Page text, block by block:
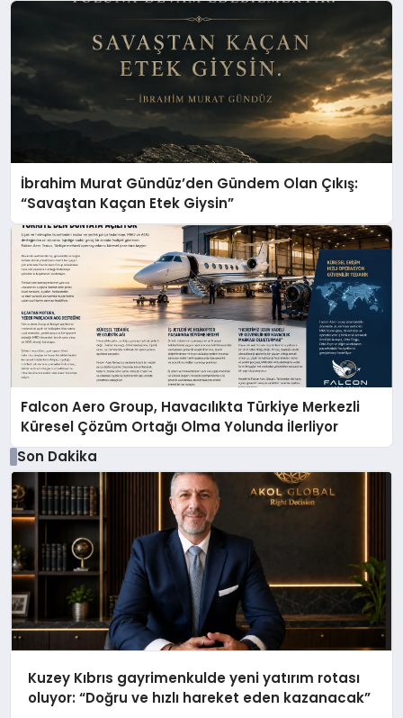
İbrahim Murat Gündüz’den Gündem Olan Çıkış:
“Savaştan Kaçan Etek Giysin”
Falcon Aero Group, Havacılıkta Türkiye Merkezli
Küresel Çözüm Ortağı Olma Yolunda İlerliyor
Son Dakika
Kuzey Kıbrıs gayrimenkulde yeni yatırım rotası
oluyor: “Doğru ve hızlı hareket eden kazanacak”